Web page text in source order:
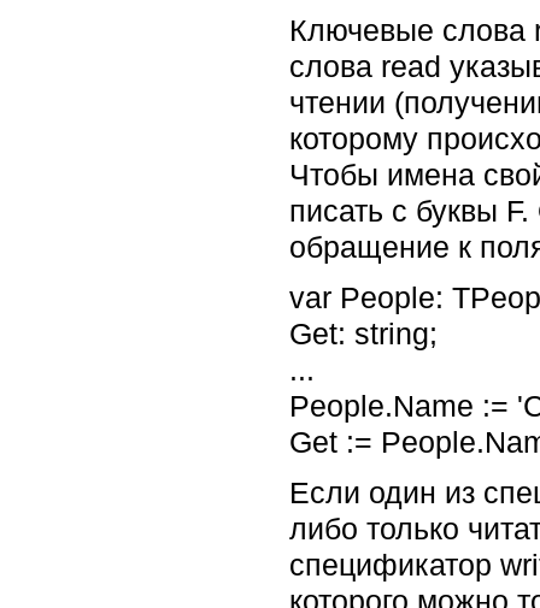
Ключевые слова
слова read
чтении
которому
Чтобы имена
писать с буквы
обращение к
var People:
Get: string;
...
People.Name :=
Get :=
Если один из
либо только
спецификатор
которого можно